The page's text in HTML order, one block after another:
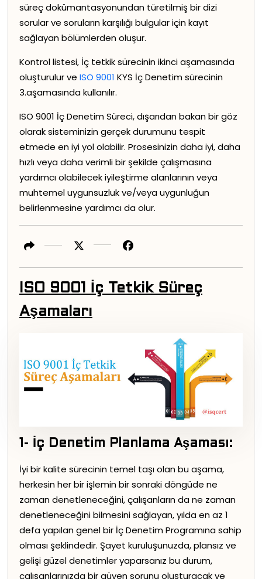
süreç dokümantasyonundan türetilmiş bir dizi
sorular ve soruların karşılığı bulgular için kayıt
sağlayan bölümlerden oluşur.
Kontrol listesi, İç tetkik sürecinin ikinci aşamasında
oluşturulur ve ISO 9001 KYS İç Denetim sürecinin
3.aşamasında kullanılır.
ISO 9001 İç Denetim Süreci, dışarıdan bakan bir göz
olarak sisteminizin gerçek durumunu tespit
etmede en iyi yol olabilir. Prosesinizin daha iyi, daha
hızlı veya daha verimli bir şekilde çalışmasına
yardımcı olabilecek iyileştirme alanlarının veya
muhtemel uygunsuzluk ve/veya uygunluğun
belirlenmesine yardımcı da olur.
ISO 9001 İç Tetkik Süreç
Aşamaları
1- İç Denetim Planlama Aşaması:
İyi bir kalite sürecinin temel taşı olan bu aşama,
herkesin her bir işlemin bir sonraki döngüde ne
zaman denetleneceğini, çalışanların da ne zaman
denetleneceğini bilmesini sağlayan, yılda en az 1
defa yapılan genel bir İç Denetim Programına sahip
olması şeklindedir. Şayet kuruluşunuzda, plansız ve
gelişi güzel denetimler yaparsanız bu durum,
çalışanlarınızda bir güven sorunu oluşturacak ve